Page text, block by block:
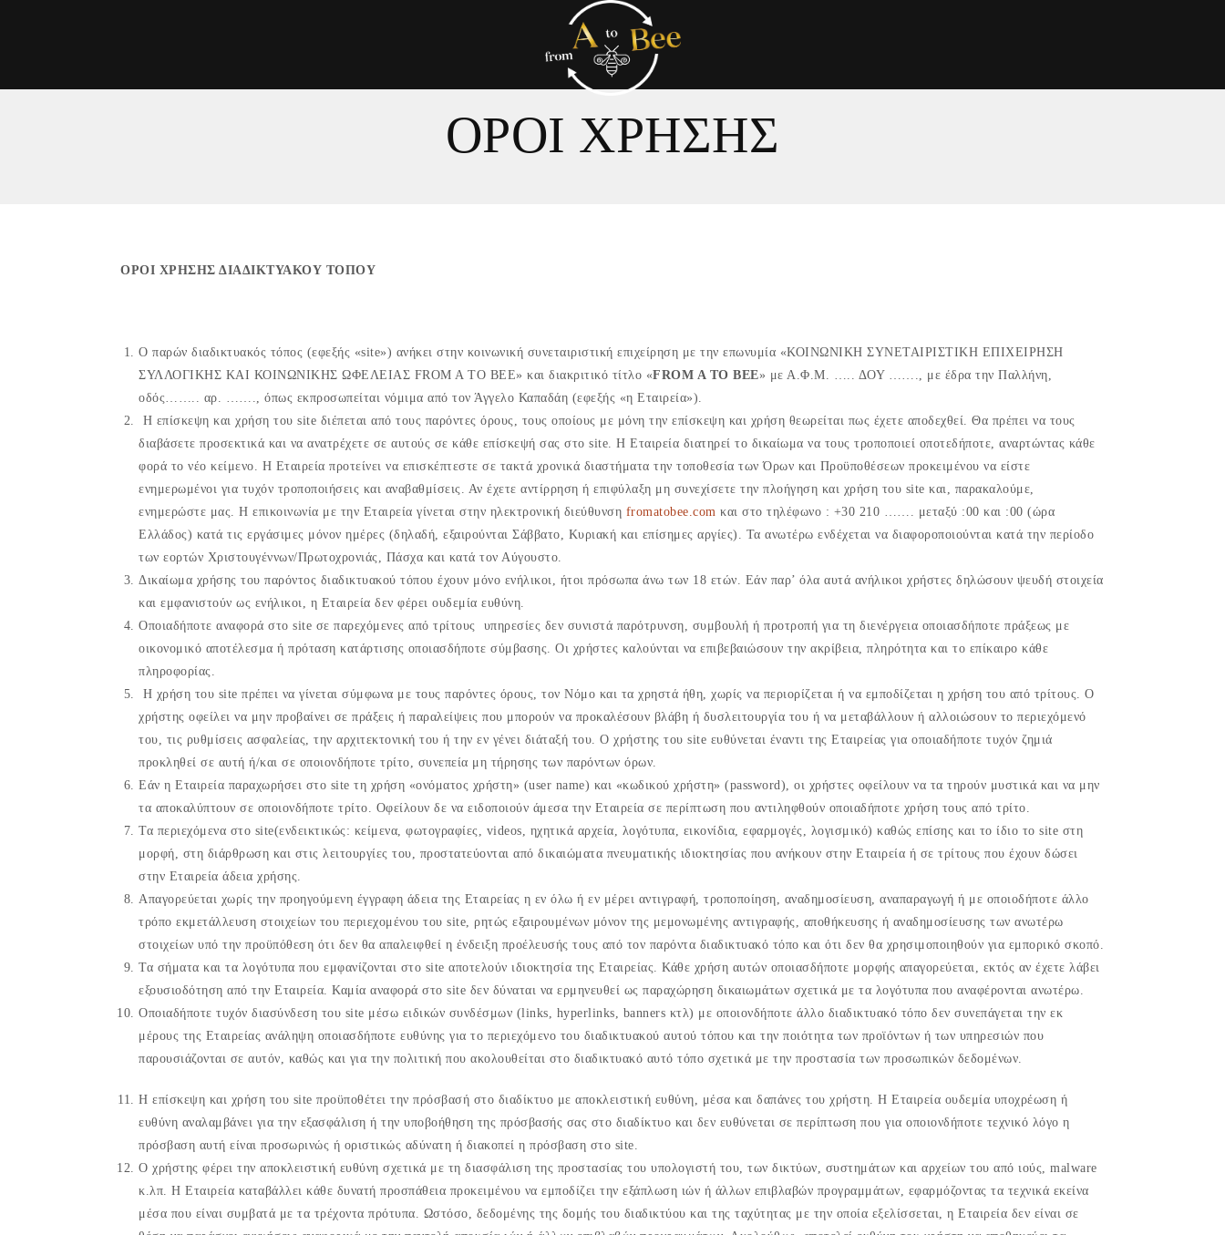
ΟΡΟΙ ΧΡΗΣΗΣ
ΟΡΟΙ ΧΡΗΣΗΣ ΔΙΑΔΙΚΤΥΑΚΟΥ ΤΟΠΟΥ
Ο παρών διαδικτυακός τόπος (εφεξής «site») ανήκει στην κοινωνική συνεταιριστική επιχείρηση με την επωνυμία «ΚΟΙΝΩΝΙΚΗ ΣΥΝΕΤΑΙΡΙΣΤΙΚΗ ΕΠΙΧΕΙΡΗΣΗ
ΣΥΛΛΟΓΙΚΗΣ ΚΑΙ ΚΟΙΝΩΝΙΚΗΣ ΩΦΕΛΕΙΑΣ FROM A TO BEE» και διακριτικό τίτλο «FROM A TO BEE» με Α.Φ.Μ. ….. ΔΟΥ ……., με έδρα την Παλλήνη,
οδός…….. αρ. ……., όπως εκπροσωπείται νόμιμα από τον Άγγελο Καπαδάη (εφεξής «η Εταιρεία»).
Η επίσκεψη και χρήση του site διέπεται από τους παρόντες όρους, τους οποίους με μόνη την επίσκεψη και χρήση θεωρείται πως έχετε αποδεχθεί. Θα πρέπει να τους
διαβάσετε προσεκτικά και να ανατρέχετε σε αυτούς σε κάθε επίσκεψή σας στο site. Η Εταιρεία διατηρεί το δικαίωμα να τους τροποποιεί οποτεδήποτε, αναρτώντας κάθε
φορά το νέο κείμενο. Η Εταιρεία προτείνει να επισκέπτεστε σε τακτά χρονικά διαστήματα την τοποθεσία των Όρων και Προϋποθέσεων προκειμένου να είστε
ενημερωμένοι για τυχόν τροποποιήσεις και αναβαθμίσεις. Αν έχετε αντίρρηση ή επιφύλαξη μη συνεχίσετε την πλοήγηση και χρήση του site και, παρακαλούμε,
ενημερώστε μας. Η επικοινωνία με την Εταιρεία γίνεται στην ηλεκτρονική διεύθυνση fromatobee.com και στο τηλέφωνο : +30 210 ……. μεταξύ :00 και :00 (ώρα
Ελλάδος) κατά τις εργάσιμες μόνον ημέρες (δηλαδή, εξαιρούνται Σάββατο, Κυριακή και επίσημες αργίες). Τα ανωτέρω ενδέχεται να διαφοροποιούνται κατά την περίοδο
των εορτών Χριστουγέννων/Πρωτοχρονιάς, Πάσχα και κατά τον Αύγουστο.
Δικαίωμα χρήσης του παρόντος διαδικτυακού τόπου έχουν μόνο ενήλικοι, ήτοι πρόσωπα άνω των 18 ετών. Εάν παρ’ όλα αυτά ανήλικοι χρήστες δηλώσουν ψευδή στοιχεία
και εμφανιστούν ως ενήλικοι, η Εταιρεία δεν φέρει ουδεμία ευθύνη.
Οποιαδήποτε αναφορά στο site σε παρεχόμενες από τρίτους υπηρεσίες δεν συνιστά παρότρυνση, συμβουλή ή προτροπή για τη διενέργεια οποιασδήποτε πράξεως με
οικονομικό αποτέλεσμα ή πρόταση κατάρτισης οποιασδήποτε σύμβασης. Οι χρήστες καλούνται να επιβεβαιώσουν την ακρίβεια, πληρότητα και το επίκαιρο κάθε
πληροφορίας.
Η χρήση του site πρέπει να γίνεται σύμφωνα με τους παρόντες όρους, τον Νόμο και τα χρηστά ήθη, χωρίς να περιορίζεται ή να εμποδίζεται η χρήση του από τρίτους. Ο
χρήστης οφείλει να μην προβαίνει σε πράξεις ή παραλείψεις που μπορούν να προκαλέσουν βλάβη ή δυσλειτουργία του ή να μεταβάλλουν ή αλλοιώσουν το περιεχόμενό
του, τις ρυθμίσεις ασφαλείας, την αρχιτεκτονική του ή την εν γένει διάταξή του. Ο χρήστης του site ευθύνεται έναντι της Εταιρείας για οποιαδήποτε τυχόν ζημιά
προκληθεί σε αυτή ή/και σε οποιονδήποτε τρίτο, συνεπεία μη τήρησης των παρόντων όρων.
Εάν η Εταιρεία παραχωρήσει στο site τη χρήση «ονόματος χρήστη» (user name) και «κωδικού χρήστη» (password), οι χρήστες οφείλουν να τα τηρούν μυστικά και να μην
τα αποκαλύπτουν σε οποιονδήποτε τρίτο. Οφείλουν δε να ειδοποιούν άμεσα την Εταιρεία σε περίπτωση που αντιληφθούν οποιαδήποτε χρήση τους από τρίτο.
Τα περιεχόμενα στο site(ενδεικτικώς: κείμενα, φωτογραφίες, videos, ηχητικά αρχεία, λογότυπα, εικονίδια, εφαρμογές, λογισμικό) καθώς επίσης και το ίδιο το site στη
μορφή, στη διάρθρωση και στις λειτουργίες του, προστατεύονται από δικαιώματα πνευματικής ιδιοκτησίας που ανήκουν στην Εταιρεία ή σε τρίτους που έχουν δώσει
στην Εταιρεία άδεια χρήσης.
Απαγορεύεται χωρίς την προηγούμενη έγγραφη άδεια της Εταιρείας η εν όλω ή εν μέρει αντιγραφή, τροποποίηση, αναδημοσίευση, αναπαραγωγή ή με οποιοδήποτε άλλο
τρόπο εκμετάλλευση στοιχείων του περιεχομένου του site, ρητώς εξαιρουμένων μόνον της μεμονωμένης αντιγραφής, αποθήκευσης ή αναδημοσίευσης των ανωτέρω
στοιχείων υπό την προϋπόθεση ότι δεν θα απαλειφθεί η ένδειξη προέλευσής τους από τον παρόντα διαδικτυακό τόπο και ότι δεν θα χρησιμοποιηθούν για εμπορικό σκοπό.
Τα σήματα και τα λογότυπα που εμφανίζονται στο site αποτελούν ιδιοκτησία της Εταιρείας. Κάθε χρήση αυτών οποιασδήποτε μορφής απαγορεύεται, εκτός αν έχετε λάβει
εξουσιοδότηση από την Εταιρεία. Καμία αναφορά στο site δεν δύναται να ερμηνευθεί ως παραχώρηση δικαιωμάτων σχετικά με τα λογότυπα που αναφέρονται ανωτέρω.
Οποιαδήποτε τυχόν διασύνδεση του site μέσω ειδικών συνδέσμων (links, hyperlinks, banners κτλ) με οποιονδήποτε άλλο διαδικτυακό τόπο δεν συνεπάγεται την εκ
μέρους της Εταιρείας ανάληψη οποιασδήποτε ευθύνης για το περιεχόμενο του διαδικτυακού αυτού τόπου και την ποιότητα των προϊόντων ή των υπηρεσιών που
παρουσιάζονται σε αυτόν, καθώς και για την πολιτική που ακολουθείται στο διαδικτυακό αυτό τόπο σχετικά με την προστασία των προσωπικών δεδομένων.
Η επίσκεψη και χρήση του site προϋποθέτει την πρόσβασή στο διαδίκτυο με αποκλειστική ευθύνη, μέσα και δαπάνες του χρήστη. Η Εταιρεία ουδεμία υποχρέωση ή
ευθύνη αναλαμβάνει για την εξασφάλιση ή την υποβοήθηση της πρόσβασής σας στο διαδίκτυο και δεν ευθύνεται σε περίπτωση που για οποιονδήποτε τεχνικό λόγο η
πρόσβαση αυτή είναι προσωρινώς ή οριστικώς αδύνατη ή διακοπεί η πρόσβαση στο site.
Ο χρήστης φέρει την αποκλειστική ευθύνη σχετικά με τη διασφάλιση της προστασίας του υπολογιστή του, των δικτύων, συστημάτων και αρχείων του από ιούς, malware
κ.λπ. Η Εταιρεία καταβάλλει κάθε δυνατή προσπάθεια προκειμένου να εμποδίζει την εξάπλωση ιών ή άλλων επιβλαβών προγραμμάτων, εφαρμόζοντας τα τεχνικά εκείνα
μέσα που είναι συμβατά με τα τρέχοντα πρότυπα. Ωστόσο, δεδομένης της δομής του διαδικτύου και της ταχύτητας με την οποία εξελίσσεται, η Εταιρεία δεν είναι σε